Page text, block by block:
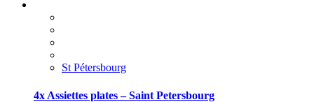
St Pétersbourg
4x Assiettes plates – Saint Petersbourg